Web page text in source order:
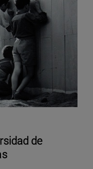
de